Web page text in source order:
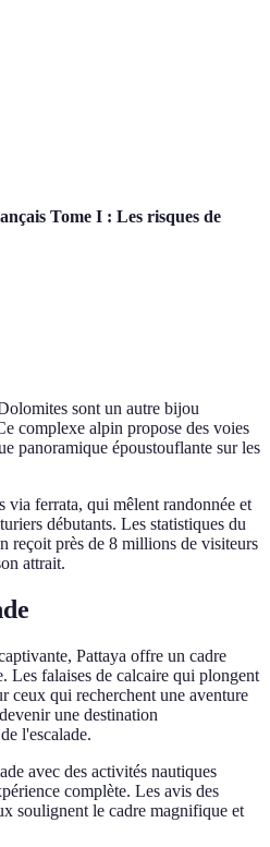
Tome I : Les risques de
sont un autre bijou
complexe alpin propose des voies
panoramique époustouflante sur les
via ferrata, qui mêlent randonnée et
débutants. Les statistiques du
reçoit près de 8 millions de visiteurs
attrait.
Pattaya offre un cadre
Les falaises de calcaire qui plongent
ceux qui recherchent une aventure
une destination
l'escalade.
avec des activités nautiques
complète. Les avis des
soulignent le cadre magnifique et